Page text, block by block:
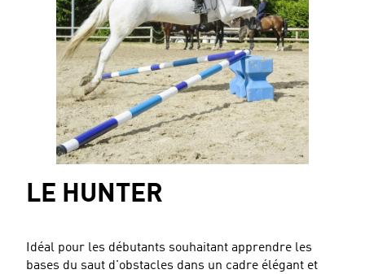
LE HUNTER
Idéal pour les débutants souhaitant apprendre les
bases du saut d'obstacles dans un cadre élégant et